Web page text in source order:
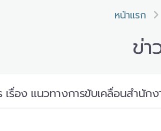
หน้าแรก
ข่า
เรื่อง แนวทางการขับเคลื่อนสำนั